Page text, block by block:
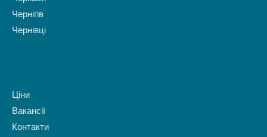
Чернігів
Чернівці
Ціни
Вакансії
Контакти